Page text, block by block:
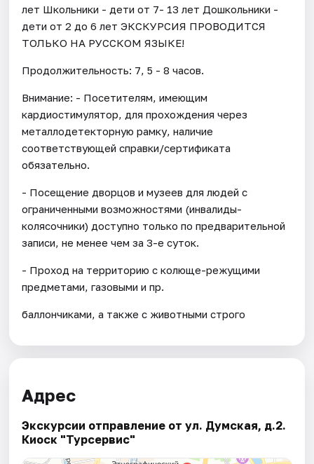
лет Школьники - дети от 7- 13 лет Дошкольники -
дети от 2 до 6 лет ЭКСКУРСИЯ ПРОВОДИТСЯ
ТОЛЬКО НА РУССКОМ ЯЗЫКЕ!
Продолжительность: 7, 5 - 8 часов.
Внимание: - Посетителям, имеющим
кардиостимулятор, для прохождения через
металлодетекторную рамку, наличие
соответствующей справки/сертификата
обязательно.
- Посещение дворцов и музеев для людей с
ограниченными возможностями (инвалиды-
колясочники) доступно только по предварительной
записи, не менее чем за 3-е суток.
- Проход на территорию с колюще-режущими
предметами, газовыми и пр.
баллончиками, а также с животными строго
Адрес
Экскурсии отправление от ул. Думская, д.2.
Киоск "Турсервис"